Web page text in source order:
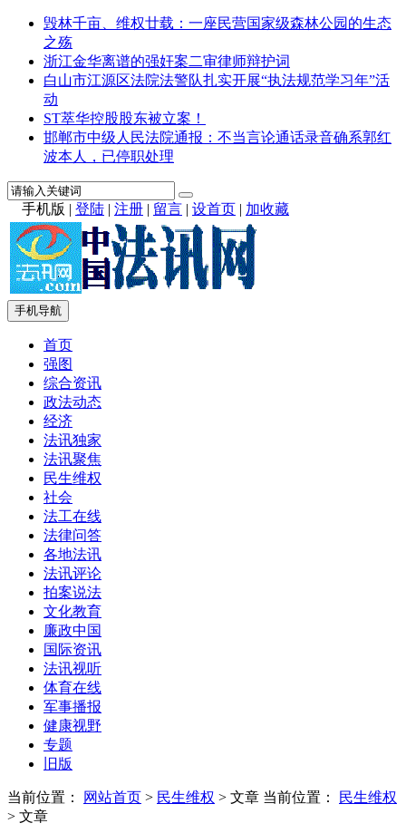
毁林千亩、维权廿载：一座民营国家级森林公园的生态
之殇
浙江金华离谱的强奸案二审律师辩护词
白山市江源区法院法警队扎实开展“执法规范学习年”活
动
ST萃华控股股东被立案！
邯郸市中级人民法院通报：不当言论通话录音确系郭红
波本人，已停职处理
手机版 | 登陆 | 注册 | 留言 | 设首页 | 加收藏
手机导航
首页
强图
综合资讯
政法动态
经济
法讯独家
法讯聚焦
民生维权
社会
法工在线
法律问答
各地法讯
法讯评论
拍案说法
文化教育
廉政中国
国际资讯
法讯视听
体育在线
军事播报
健康视野
专题
旧版
当前位置： 网站首页 > 民生维权 > 文章 当前位置：
民生维权
> 文章